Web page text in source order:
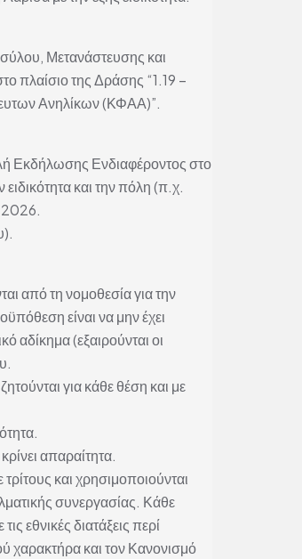
Μετανάστευσης και
πλαίσιο της Δράσης “1.19 –
Ανηλίκων (ΚΦΑΑ)”.
Εκδήλωσης Ενδιαφέροντος στο
και την πόλη (π.χ.
2026.
από τη νομοθεσία για την
είναι να μην έχει
αδίκημα (εξαιρούνται οι
για κάθε θέση και με
απαραίτητα.
και χρησιμοποιούνται
συνεργασίας. Κάθε
εθνικές διατάξεις περί
χαρακτήρα και τον Κανονισμό